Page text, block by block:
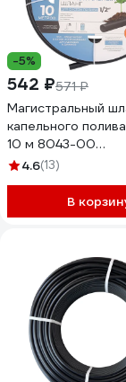
-5%
542 ₽571 ₽
Магистральный
капельного
10 м 8043-00
4630035338043
4.6(13)
В